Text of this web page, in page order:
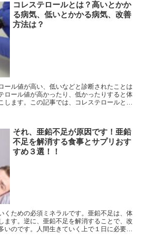
コレステロールとは？高いとかか
る病気、低いとかかる病気、改善
方法は？
ール値が高い、低いなどと診断されたことは
ロール値が高かったり、低かったりすると体
します。この記事では、コレステロールと
それ、亜鉛不足が原因です！亜鉛
不足を解消する食事とサプリおす
すめ３選！！
くための必須ミネラルです。亜鉛不足は、体
ます。逆に、亜鉛不足を解消することで、改
いのです。人間生きていく上で１日に必要な